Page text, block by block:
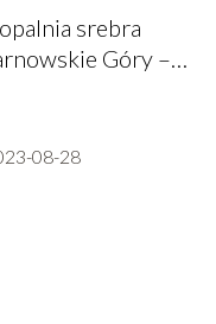
srebra
Góry –
08-28